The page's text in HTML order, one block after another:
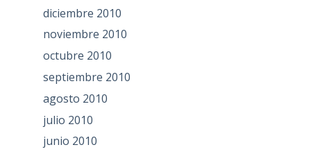
diciembre 2010
noviembre 2010
octubre 2010
septiembre 2010
agosto 2010
julio 2010
junio 2010